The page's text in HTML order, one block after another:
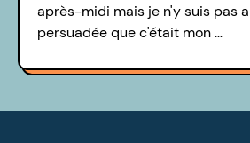
après-midi mais je n'y suis pas
persuadée que c'était mon …